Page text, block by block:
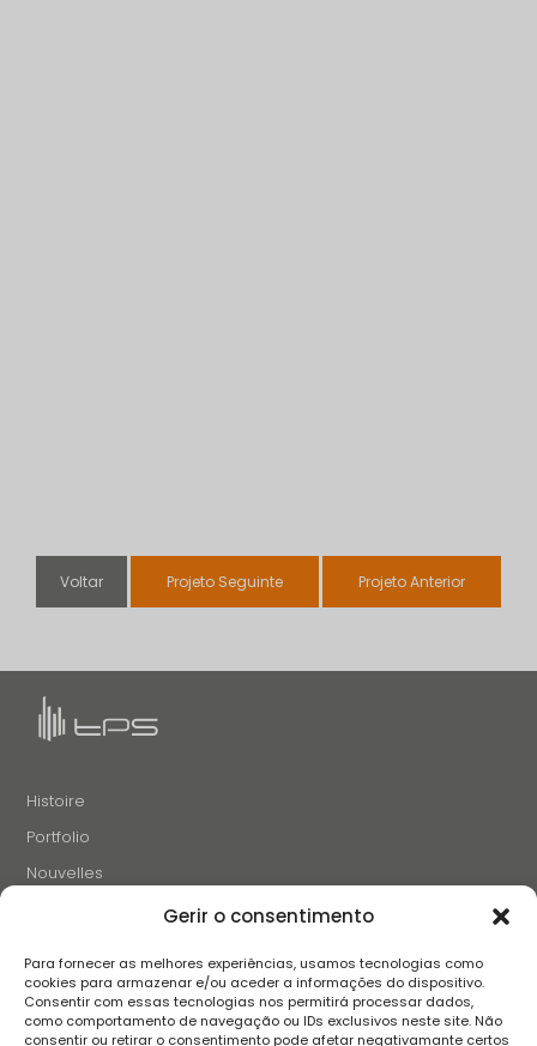
Gerir o consentimento
Para fornecer as melhores experiências, usamos tecnologias como
cookies para armazenar e/ou aceder a informações do dispositivo.
Consentir com essas tecnologias nos permitirá processar dados,
como comportamento de navegação ou IDs exclusivos neste site. Não
consentir ou retirar o consentimento pode afetar negativamante certos
Voltar Projeto Seguinte Projeto Anterior
Histoire
Portfolio
Nouvelles
Projets et Initiatives
Contacts